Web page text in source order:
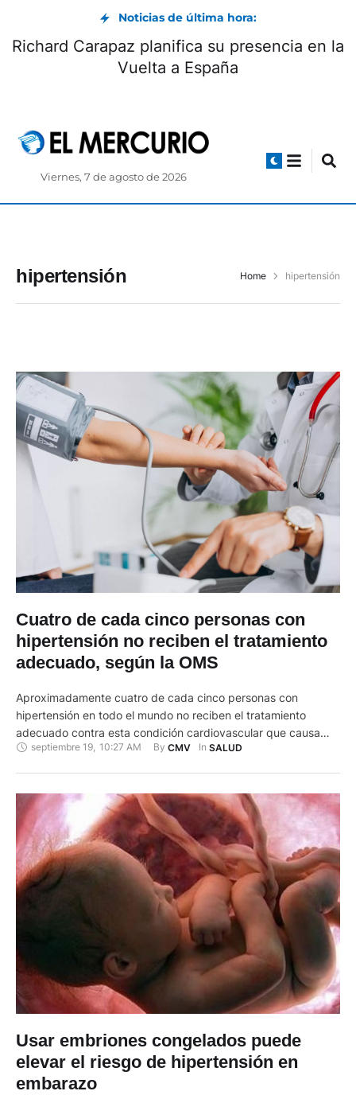
Noticias de última hora:
Richard Carapaz planifica su presencia en la
Vuelta a España
Viernes, 7 de agosto de 2026
hipertensión Home hipertensión
Cuatro de cada cinco personas con
hipertensión no reciben el tratamiento
adecuado, según la OMS
Aproximadamente cuatro de cada cinco personas con
hipertensión en todo el mundo no reciben el tratamiento
adecuado contra esta condición cardiovascular que causa
alrededor de 20 millones de muertes cada año, advierte el
un asesino …
septiembre 19, 10:27 AM By CMV In SALUD
Usar embriones congelados puede
elevar el riesgo de hipertensión en
embarazo